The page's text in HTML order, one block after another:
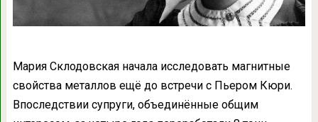
Мария Склодовская начала исследовать магнитные
свойства металлов ещё до встречи с Пьером Кюри.
Впоследствии супруги, объединённые общим